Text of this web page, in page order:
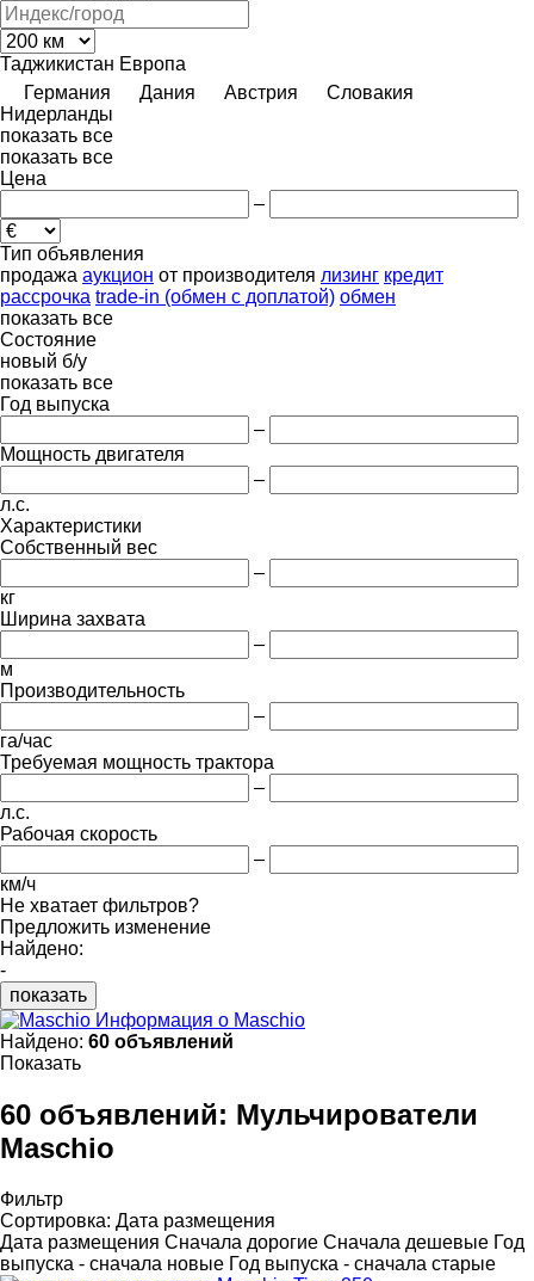
Таджикистан Европа
Германия
Дания Австрия
Словакия
Нидерланды
показать все
показать все
Цена
–
Тип объявления
продажа аукцион от производителя лизинг кредит
рассрочка trade-in (обмен с доплатой) обмен
показать все
Состояние
новый б/у
показать все
Год выпуска
–
Мощность двигателя
–
л.с.
Характеристики
Собственный вес
–
кг
Ширина захвата
–
м
Производительность
–
га/час
Требуемая мощность трактора
–
л.с.
Рабочая скорость
–
км/ч
Не хватает фильтров?
Предложить изменение
Найдено:
-
показать
Информация о Maschio
Найдено: 60 объявлений
Показать
60 объявлений: Мульчирователи
Maschio
Фильтр
Сортировка: Дата размещения
Дата размещения Сначала дорогие Сначала дешевые Год
выпуска - сначала новые Год выпуска - сначала старые